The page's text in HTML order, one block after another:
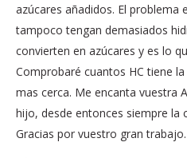
azúcares añadidos. El problema
tampoco tengan demasiados
convierten en azúcares y es lo
Comprobaré cuantos HC tiene
mas cerca. Me encanta vuestra
hijo, desde entonces siempre la
Gracias por vuestro gran trabajo.